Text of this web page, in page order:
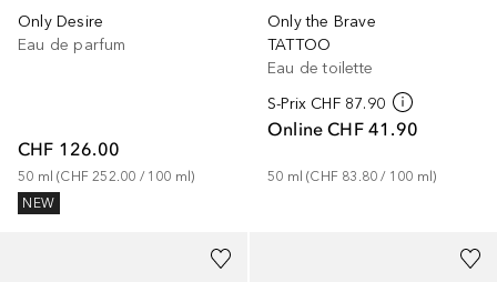
Only Desire
Eau de parfum
CHF 126.00
50 ml (CHF 252.00 / 100 ml)
NEW
Only the Brave
TATTOO
Eau de toilette
S-Prix CHF 87.90
Online CHF 41.90
50 ml (CHF 83.80 / 100 ml)